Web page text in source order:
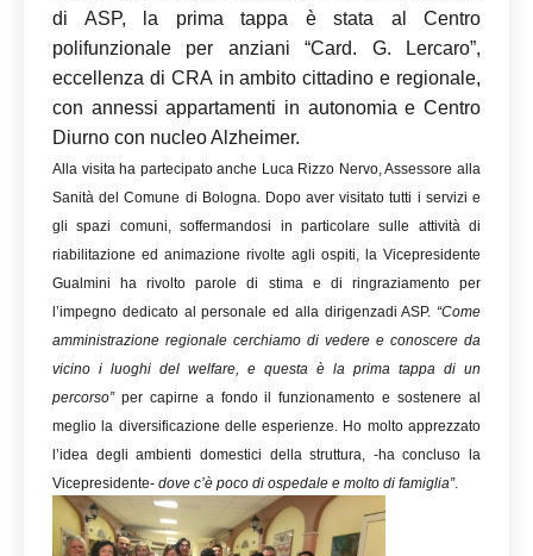
di ASP, la prima tappa è stata al Centro
polifunzionale per anziani “Card. G. Lercaro”,
eccellenza di CRA in ambito cittadino e regionale,
con annessi appartamenti in autonomia e Centro
Diurno con nucleo Alzheimer.
Alla visita ha partecipato anche Luca Rizzo Nervo, Assessore alla
Sanità del Comune di Bologna. Dopo aver visitato tutti i servizi e
gli spazi comuni, soffermandosi in particolare sulle attività di
riabilitazione ed animazione rivolte agli ospiti, la Vicepresidente
Gualmini ha rivolto parole di stima e di ringraziamento per
l’impegno dedicato al personale ed alla dirigenzadi ASP. “Come
amministrazione regionale cerchiamo di vedere e conoscere da
vicino i luoghi del welfare, e questa è la prima tappa di un
percorso”per capirne a fondo il funzionamento e sostenere al
meglio la diversificazione delle esperienze. Ho molto apprezzato
l’idea degli ambienti domestici della struttura, -ha concluso la
Vicepresidente- dove c’è poco di ospedale e molto di famiglia”.